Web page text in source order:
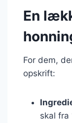
En
For dem,
opskrift:
skal fra